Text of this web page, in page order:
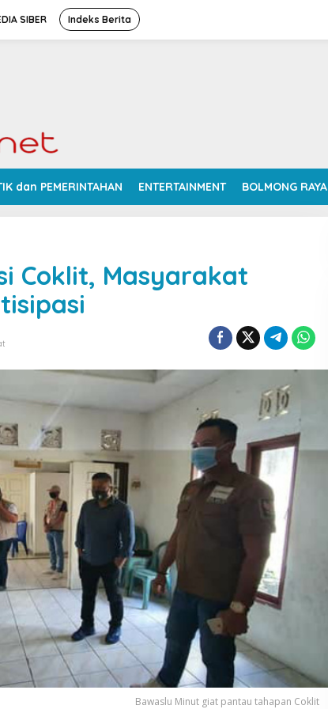
SIBER Indeks Berita
dan PEMERINTAHAN ENTERTAINMENT BOLMONG RAYA
Coklit, Masyarakat
Bawaslu Minut giat pantau tahapan Coklit